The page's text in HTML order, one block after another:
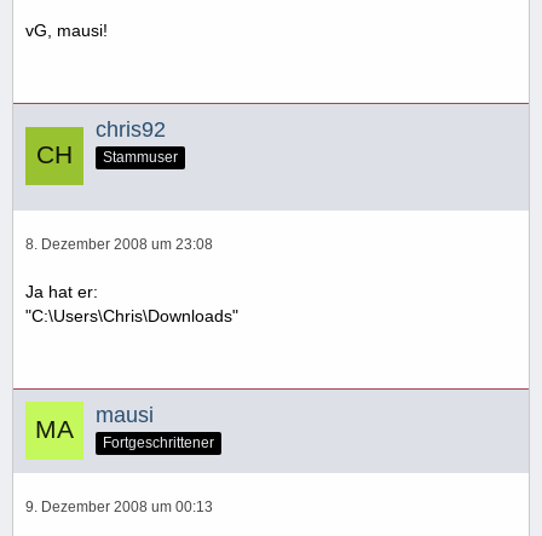
vG, mausi!
chris92
Stammuser
8. Dezember 2008 um 23:08
Ja hat er:
"C:\Users\Chris\Downloads"
mausi
Fortgeschrittener
9. Dezember 2008 um 00:13